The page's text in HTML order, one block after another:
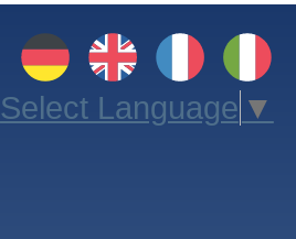
Select Language ▼